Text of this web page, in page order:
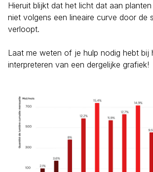
Hieruit blijkt dat het licht dat aan
niet volgens een lineaire curve door de
verloopt.
Laat me weten of je hulp nodig hebt bij
interpreteren van een dergelijke grafiek!